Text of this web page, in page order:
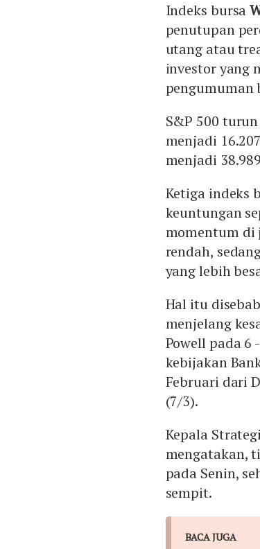
Indeks bursa
penutupan
utang atau
investor yang
pengumuman
S&P 500
menjadi
menjadi
Ketiga indeks
keuntungan
momentum di
rendah,
yang lebih
Hal itu
menjelang
Powell pada 6
kebijakan
Februari dari
(7/3).
Kepala
mengatakan,
pada Senin,
sempit.
BACA JUGA